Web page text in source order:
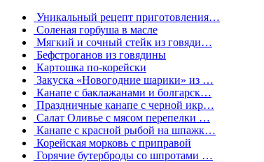
Уникальный рецепт приготовления…
Соленая горбуша в масле
Мягкий и сочный стейк из говяди…
Бефстроганов из говядины
Картошка по-корейски
Закуска «Новогодние шарики» из …
Канапе с баклажанами и болгарск…
Праздничные канапе с черной икр…
Салат Оливье с мясом перепелки …
Канапе с красной рыбой на шпажк…
Корейская морковь с приправой
Горячие бутерброды со шпротами …